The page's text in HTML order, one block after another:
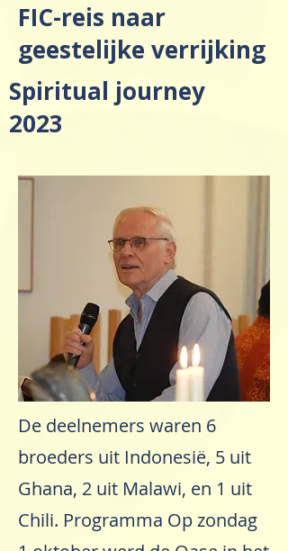
FIC-reis naar
geestelijke verrijking
Spiritual journey
2023
De deelnemers waren 6
broeders uit Indonesië, 5 uit
Ghana, 2 uit Malawi, en 1 uit
Chili. Programma Op zondag